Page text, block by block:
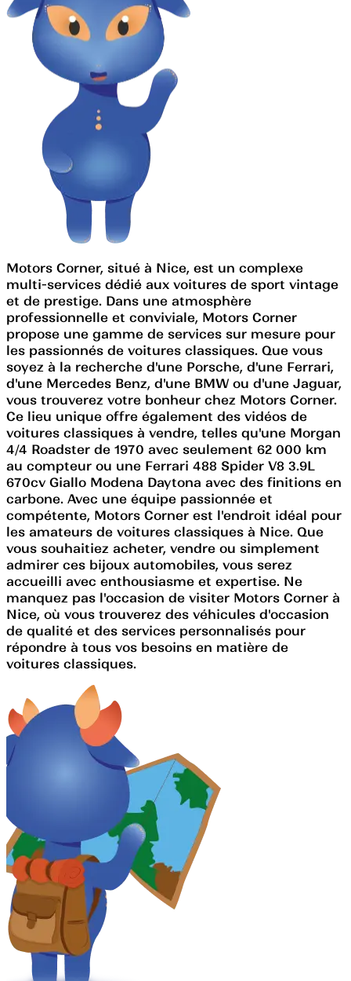
Motors Corner, situé à Nice, est un complexe
multi-services dédié aux voitures de sport vintage
et de prestige. Dans une atmosphère
professionnelle et conviviale, Motors Corner
propose une gamme de services sur mesure pour
les passionnés de voitures classiques. Que vous
soyez à la recherche d'une Porsche, d'une Ferrari,
d'une Mercedes Benz, d'une BMW ou d'une Jaguar,
vous trouverez votre bonheur chez Motors Corner.
Ce lieu unique offre également des vidéos de
voitures classiques à vendre, telles qu'une Morgan
4/4 Roadster de 1970 avec seulement 62 000 km
au compteur ou une Ferrari 488 Spider V8 3.9L
670cv Giallo Modena Daytona avec des finitions en
carbone. Avec une équipe passionnée et
compétente, Motors Corner est l'endroit idéal pour
les amateurs de voitures classiques à Nice. Que
vous souhaitiez acheter, vendre ou simplement
admirer ces bijoux automobiles, vous serez
accueilli avec enthousiasme et expertise. Ne
manquez pas l'occasion de visiter Motors Corner à
Nice, où vous trouverez des véhicules d'occasion
de qualité et des services personnalisés pour
répondre à tous vos besoins en matière de
voitures classiques.